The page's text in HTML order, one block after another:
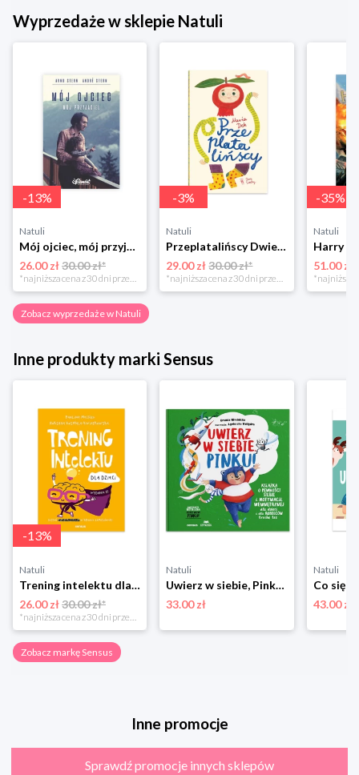
Wyprzedaże w sklepie Natuli
-13%
Natuli
Mój ojciec, mój przyjaciel Element
26.00 zł30.00 zł*
*najniższa cena z 30 dni przed obniżką
-3%
Natuli
Przeplatalińscy Dwie siostry
29.00 zł 30.00 zł*
*najniższa cena z 30 dni przed obniżką
-35%
Natuli
51.00 zł
Zobacz wyprzedaże w Natuli
Inne produkty marki Sensus
-13%
Natuli
Trening intelektu dla dzieci Sensus
26.00 zł30.00 zł*
Natuli
Uwierz w siebie, Pinku! Książka o pewności siebie i motywacji wewnętrznej dla dzieci i rodziców trochę też Sensus
33.00 zł
Natuli
43.00 zł
Zobacz markę Sensus
Inne promocje
Sprawdź promocje innych sklepów